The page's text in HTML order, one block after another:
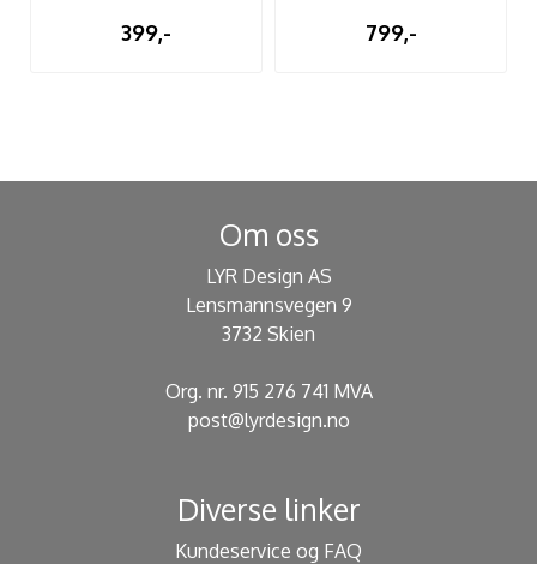
399,- 799,-
Om oss
LYR Design AS
Lensmannsvegen 9
3732 Skien
Org. nr. 915 276 741 MVA
post@lyrdesign.no
Diverse linker
Kundeservice og FAQ